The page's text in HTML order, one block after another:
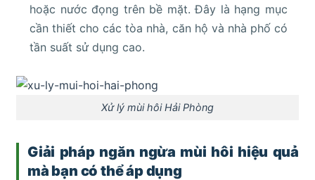
hoặc nước đọng trên bề mặt. Đây là hạng mục
cần thiết cho các tòa nhà, căn hộ và nhà phố có
tần suất sử dụng cao.
Xử lý mùi hôi Hải Phòng
Giải pháp ngăn ngừa mùi hôi hiệu quả
mà bạn có thể áp dụng